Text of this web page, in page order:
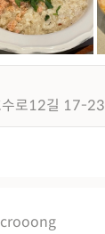
수로12길 17-23